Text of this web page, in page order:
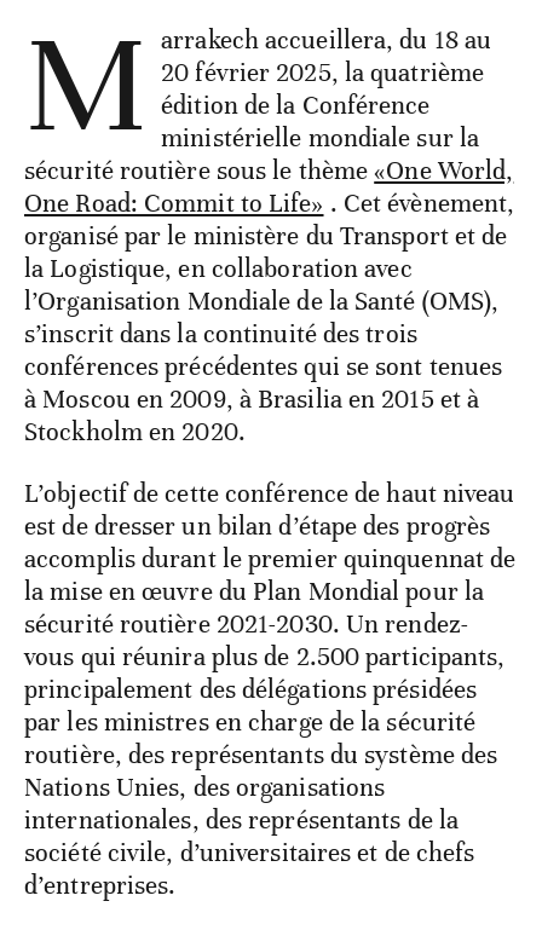
M
arrakech accueillera, du 18 au
20 février 2025, la quatrième
édition de la Conférence
ministérielle mondiale sur la
sécurité routière sous le thème«One World,
One Road: Commit to Life» . Cet évènement,
organisé par le ministère du Transport et de
la Logistique, en collaboration avec
l’Organisation Mondiale de la Santé (OMS),
s’inscrit dans la continuité des trois
conférences précédentes qui se sont tenues
à Moscou en 2009, à Brasilia en 2015 et à
Stockholm en 2020.
L’objectif de cette conférence de haut niveau
est de dresser un bilan d’étape des progrès
accomplis durant le premier quinquennat de
la mise en œuvre du Plan Mondial pour la
sécurité routière 2021-2030. Un rendez-
vous qui réunira plus de 2.500 participants,
principalement des délégations présidées
par les ministres en charge de la sécurité
routière, des représentants du système des
Nations Unies, des organisations
internationales, des représentants de la
société civile, d’universitaires et de chefs
d’entreprises.